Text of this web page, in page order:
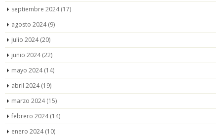
septiembre 2024(17)
agosto 2024(9)
julio 2024(20)
junio 2024(22)
mayo 2024(14)
abril 2024(19)
marzo 2024(15)
febrero 2024(14)
enero 2024(10)